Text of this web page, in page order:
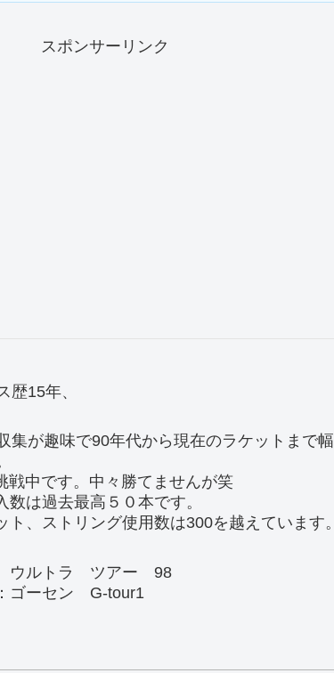
スポンサーリンク
歴15年、
集が趣味で90年代から現在のラケットまで
戦中です。中々勝てませんが笑
数は過去最高５０本です。
ト、ストリング使用数は300を越えています。
ウルトラ ツアー 98
ゴーセン G-tour1